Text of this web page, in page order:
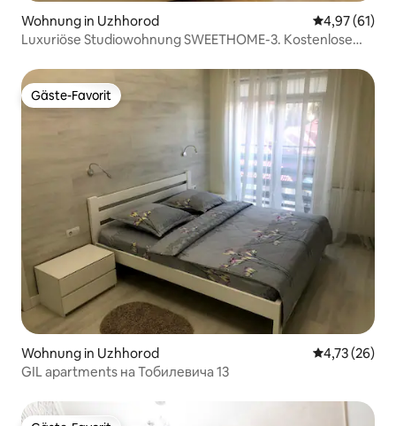
Wohnung in Uzhhorod
4,97 (61)
Luxuriöse Studiowohnung SWEETHOME-3. Kostenlose
Gäste-Favorit
Gäste-Favorit
Wohnung in Uzhhorod
4,73 (26)
GIL apartments на Тобилевича 13